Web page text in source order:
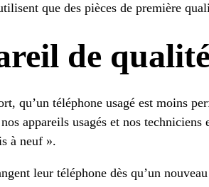
que des pièces de première
de
qu’un téléphone usagé est moins
appareils usagés et nos
à neuf ».
leur téléphone dès qu’un